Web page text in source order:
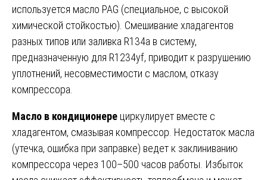
используется масло PAG (специальное, с высокой
химической стойкостью). Смешивание хладагентов
разных типов или заливка R134a в систему,
предназначенную для R1234yf, приводит к разрушению
уплотнений, несовместимости с маслом, отказу
компрессора.
Масло в кондиционере циркулирует вместе с
хладагентом, смазывая компрессор. Недостаток масла
(утечка, ошибка при заправке) ведет к заклиниванию
компрессора через 100–500 часов работы. Избыток